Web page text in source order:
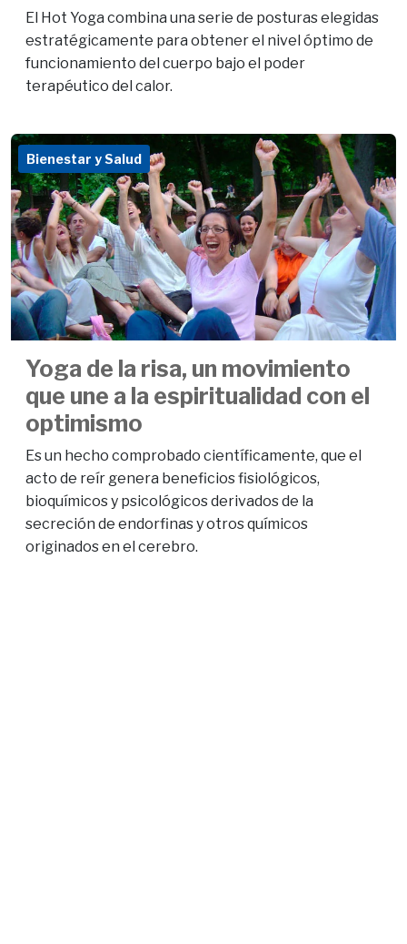
El Hot Yoga combina una serie de posturas elegidas
estratégicamente para obtener el nivel óptimo de
funcionamiento del cuerpo bajo el poder
terapéutico del calor.
Bienestar y Salud
Yoga de la risa, un movimiento
que une a la espiritualidad con el
optimismo
Es un hecho comprobado científicamente, que el
acto de reír genera beneficios fisiológicos,
bioquímicos y psicológicos derivados de la
secreción de endorfinas y otros químicos
originados en el cerebro.